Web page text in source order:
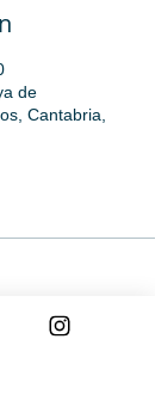
de
Cantabria,